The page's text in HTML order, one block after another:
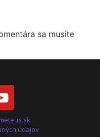
sa musíte
údajov